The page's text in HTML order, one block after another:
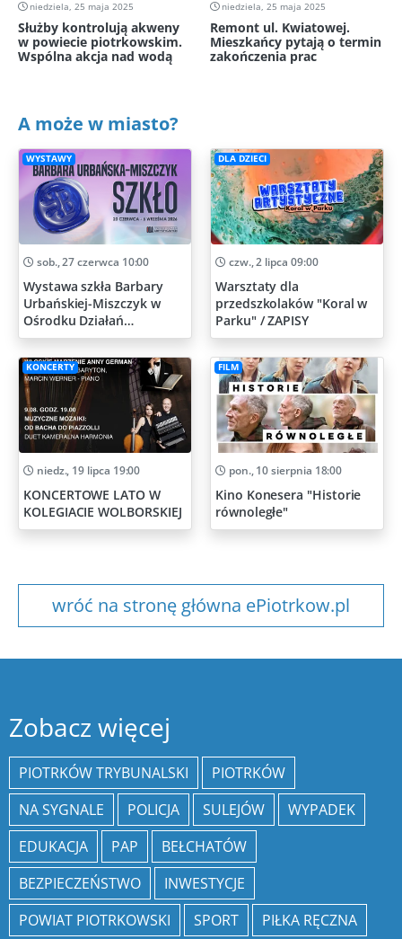
niedziela, 25 maja 2025
Służby kontrolują akweny
w powiecie piotrkowskim.
Wspólna akcja nad wodą
niedziela, 25 maja 2025
Remont ul. Kwiatowej.
Mieszkańcy pytają o termin
zakończenia prac
A może w miasto?
WYSTAWY
sob., 27 czerwca 10:00
Wystawa szkła Barbary
Urbańskiej-Miszczyk w
Ośrodku Działań
Artystycznych
DLA DZIECI
czw., 2 lipca 09:00
Warsztaty dla
przedszkolaków "Koral w
Parku" / ZAPISY
KONCERTY
niedz., 19 lipca 19:00
KONCERTOWE LATO W
KOLEGIACIE WOLBORSKIEJ
FILM
pon., 10 sierpnia 18:00
Kino Konesera "Historie
równoległe"
wróć na stronę główna ePiotrkow.pl
Zobacz więcej
PIOTRKÓW TRYBUNALSKI
PIOTRKÓW
NA SYGNALE
POLICJA SULEJÓW
WYPADEK
EDUKACJA
PAP
BEŁCHATÓW
BEZPIECZEŃSTWO
INWESTYCJE
POWIAT PIOTRKOWSKI
SPORT
PIŁKA RĘCZNA